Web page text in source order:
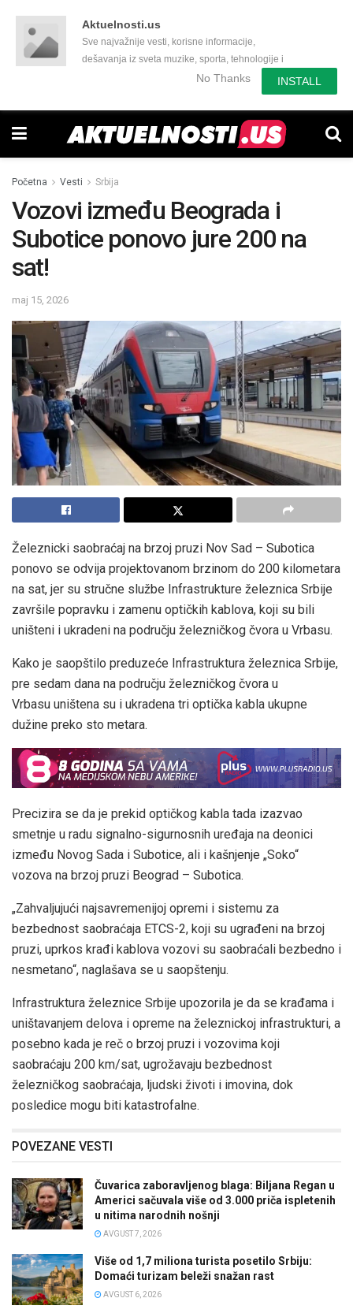
Aktuelnosti.us
Sve najvažnije vesti, korisne informacije,
dešavanja iz sveta muzike, sporta, tehnologije i
još mnogo toga zanimljivog.No Thanks INSTALL
Početna Vesti Srbija
Vozovi između Beograda i
Subotice ponovo jure 200 na
sat!
maj 15, 2026
Železnicki saobraćaj na brzoj pruzi Nov Sad – Subotica
ponovo se odvija projektovanom brzinom do 200 kilometara
na sat, jer su stručne službe Infrastrukture železnica Srbije
završile popravku i zamenu optičkih kablova, koji su bili
uništeni i ukradeni na području železničkog čvora u Vrbasu.
Kako je saopštilo preduzeće Infrastruktura železnica Srbije,
pre sedam dana na području železničkog čvora u
Vrbasu uništena su i ukradena tri optička kabla ukupne
dužine preko sto metara.
Precizira se da je prekid optičkog kabla tada izazvao
smetnje u radu signalno-sigurnosnih uređaja na deonici
između Novog Sada i Subotice, ali i kašnjenje „Soko“
vozova na brzoj pruzi Beograd – Subotica.
„Zahvaljujući najsavremenijoj opremi i sistemu za
bezbednost saobraćaja ETCS-2, koji su ugrađeni na brzoj
pruzi, uprkos krađi kablova vozovi su saobraćali bezbedno i
nesmetano“, naglašava se u saopštenju.
Infrastruktura železnice Srbije upozorila je da se krađama i
uništavanjem delova i opreme na železnickoj infrastrukturi, a
posebno kada je reč o brzoj pruzi i vozovima koji
saobraćaju 200 km/sat, ugrožavaju bezbednost
železničkog saobraćaja, ljudski životi i imovina, dok
posledice mogu biti katastrofalne.
POVEZANE VESTI
Čuvarica zaboravljenog blaga: Biljana Regan u
Americi sačuvala više od 3.000 priča ispletenih
u nitima narodnih nošnji
AVGUST 7, 2026
Više od 1,7 miliona turista posetilo Srbiju:
Domaći turizam beleži snažan rast
AVGUST 6, 2026